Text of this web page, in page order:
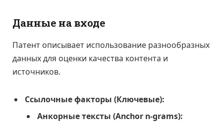
Данные на входе
Патент описывает использование разнообразных
данных для оценки качества контента и
источников.
Ссылочные факторы (Ключевые):
Анкорные тексты (Anchor n-grams):